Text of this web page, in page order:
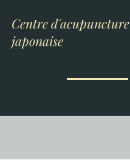
Centre d'acupuncture
japonaise